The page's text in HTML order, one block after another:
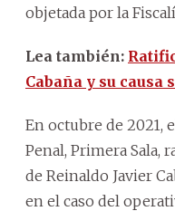
objetada por la
Lea también:
Cabaña y su causa
En octubre de 2021,
Penal, Primera
de Reinaldo Javier
en el caso del